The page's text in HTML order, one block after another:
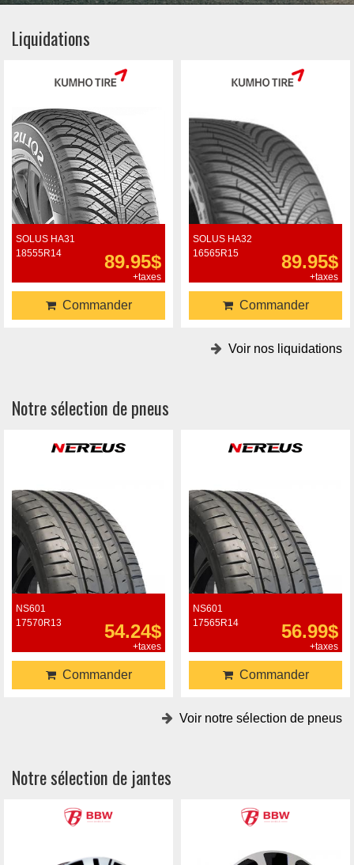
Liquidations
SOLUS HA31
18555R14
89.95$
+taxes
Commander
SOLUS HA32
16565R15
89.95$
+taxes
Commander
Voir nos liquidations
Notre sélection de pneus
NS601
17570R13
54.24$
+taxes
Commander
NS601
17565R14
56.99$
+taxes
Commander
Voir notre sélection de pneus
Notre sélection de jantes